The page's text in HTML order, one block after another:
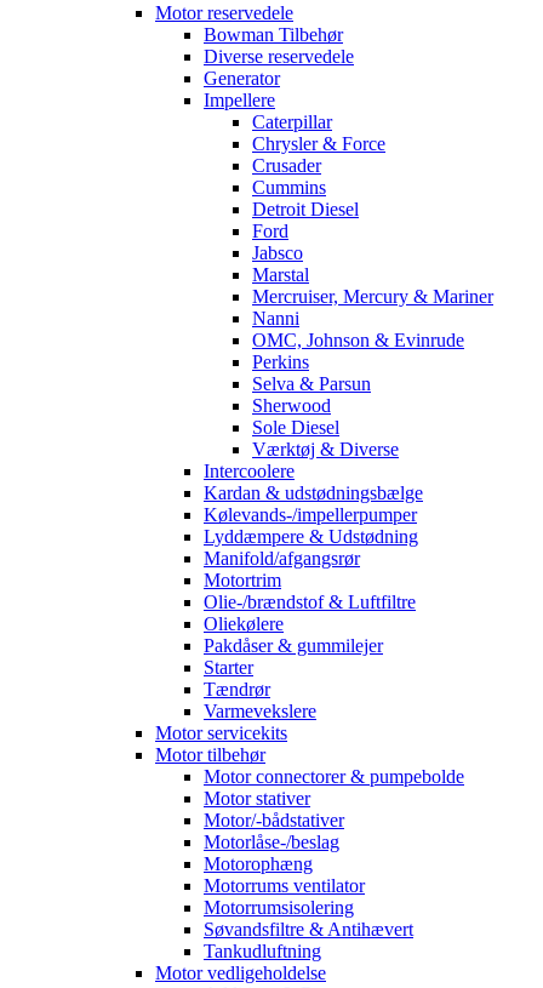
Motor reservedele
Bowman Tilbehør
Diverse reservedele
Generator
Impellere
Caterpillar
Chrysler & Force
Crusader
Cummins
Detroit Diesel
Ford
Jabsco
Marstal
Mercruiser, Mercury & Mariner
Nanni
OMC, Johnson & Evinrude
Perkins
Selva & Parsun
Sherwood
Sole Diesel
Værktøj & Diverse
Intercoolere
Kardan & udstødningsbælge
Kølevands-/impellerpumper
Lyddæmpere & Udstødning
Manifold/afgangsrør
Motortrim
Olie-/brændstof & Luftfiltre
Oliekølere
Pakdåser & gummilejer
Starter
Tændrør
Varmevekslere
Motor servicekits
Motor tilbehør
Motor connectorer & pumpebolde
Motor stativer
Motor/-bådstativer
Motorlåse-/beslag
Motorophæng
Motorrums ventilator
Motorrumsisolering
Søvandsfiltre & Antihævert
Tankudluftning
Motor vedligeholdelse